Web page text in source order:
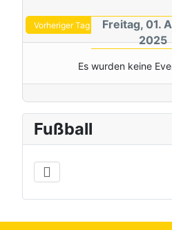
Vorheriger Tag
Freitag, 01.
2025
Es wurden keine
Fußball